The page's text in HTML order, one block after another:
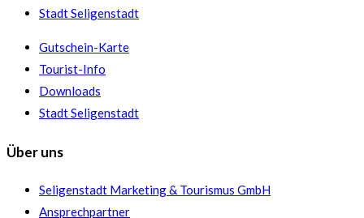
Stadt Seligenstadt
Gutschein-Karte
Tourist-Info
Downloads
Stadt Seligenstadt
Über uns
Seligenstadt Marketing & Tourismus GmbH
Ansprechpartner